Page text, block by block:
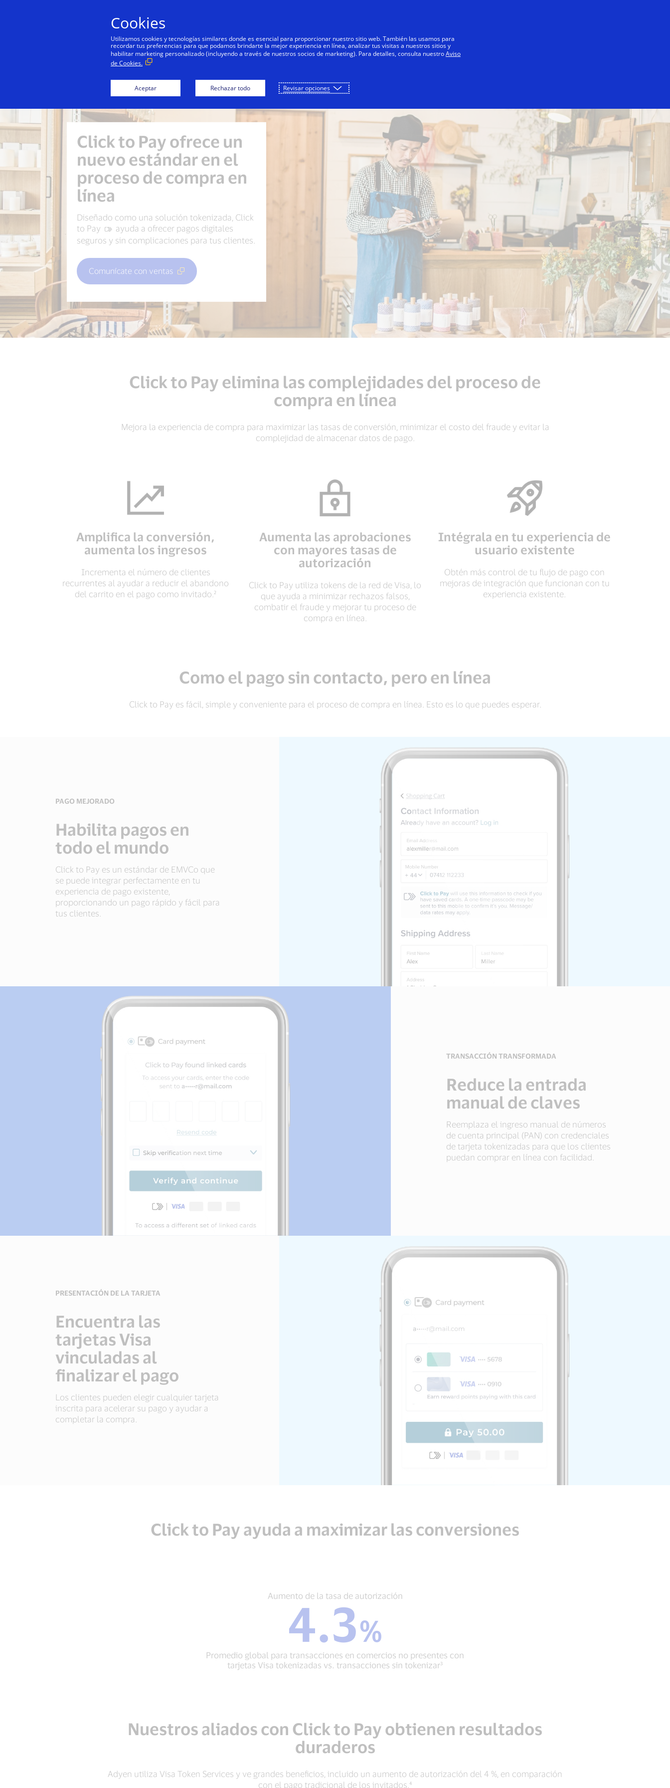
Personas Negocios Innovadores Todos
Click to Pay ofrece un
nuevo estándar en el
proceso de compra en
línea
Diseñado como una solución tokenizada, Click
to Pay
‍ ayuda a ofrecer pagos digitales
seguros y sin complicaciones para tus clientes.
Comunícate con ventas
Click to Pay elimina las complejidades del proceso de
compra en línea
Mejora la experiencia de compra para maximizar las tasas de conversión, minimizar el costo del fraude y evitar la
complejidad de almacenar datos de pago.
Amplifica la conversión,
aumenta los ingresos
Incrementa el número de clientes
recurrentes al ayudar a reducir el abandono
del carrito en el pago como invitado.²
Aumenta las aprobaciones
con mayores tasas de
autorización
Click to Pay utiliza tokens de la red de Visa, lo
que ayuda a minimizar rechazos falsos,
combatir el fraude y mejorar tu proceso de
compra en línea.
Intégrala en tu experiencia de
usuario existente
Obtén más control de tu flujo de pago con
mejoras de integración que funcionan con tu
experiencia existente.
Como el pago sin contacto, pero en línea
Click to Pay es fácil, simple y conveniente para el proceso de compra en línea. Esto es lo que puedes esperar.
PAGO MEJORADO
Habilita pagos en
todo el mundo
Click to Pay es un estándar de EMVCo que
se puede integrar perfectamente en tu
experiencia de pago existente,
proporcionando un pago rápido y fácil para
tus clientes.
TRANSACCIÓN TRANSFORMADA
Reduce la entrada
manual de claves
Reemplaza el ingreso manual de números
de cuenta principal (PAN) con credenciales
de tarjeta tokenizadas para que los clientes
puedan comprar en línea con facilidad.
PRESENTACIÓN DE LA TARJETA
Encuentra las
tarjetas Visa
vinculadas al
finalizar el pago
Los clientes pueden elegir cualquier tarjeta
inscrita para acelerar su pago y ayudar a
completar la compra.
Click to Pay ayuda a maximizar las conversiones
Aumento
de
la
tasa
de
autorización
4.3
%
comercios
no
presentes
con
Visa
tokenizadas
Aumento de la tasa de autorización
4.3%
Promedio global para transacciones en comercios no presentes con
tarjetas Visa tokenizadas vs. transacciones sin tokenizar³
Nuestros aliados con Click to Pay obtienen resultados
duraderos
Adyen utiliza Visa Token Services y ve grandes beneficios, incluido un aumento de autorización del 4 %, en comparación
con el pago tradicional de los invitados.⁴
Cookies
Utilizamos cookies y tecnologías similares donde es esencial para proporcionar nuestro sitio web. También las usamos para
recordar tus preferencias para que podamos brindarte la mejor experiencia en línea, analizar tus visitas a nuestros sitios y
habilitar marketing personalizado (incluyendo a través de nuestros socios de marketing). Para detalles, consulta nuestroAviso
de Cookies.
Aceptar Rechazar todo Revisar opciones